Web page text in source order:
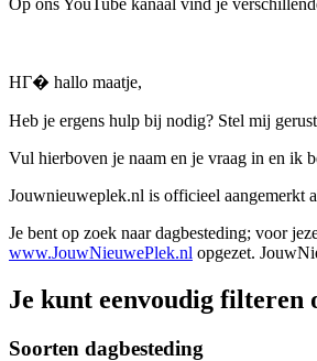
Op ons YouTube kanaal vind je
HГ� hallo maatje,
Heb je ergens hulp bij nodig? Stel mij
Vul hierboven je naam en je vraag in en ik
Jouwnieuweplek.nl is officieel aangemerkt
Je bent op zoek naar dagbesteding; voor
www.JouwNieuwePlek.nl opgezet.
Je kunt eenvoudig filteren
Soorten dagbesteding